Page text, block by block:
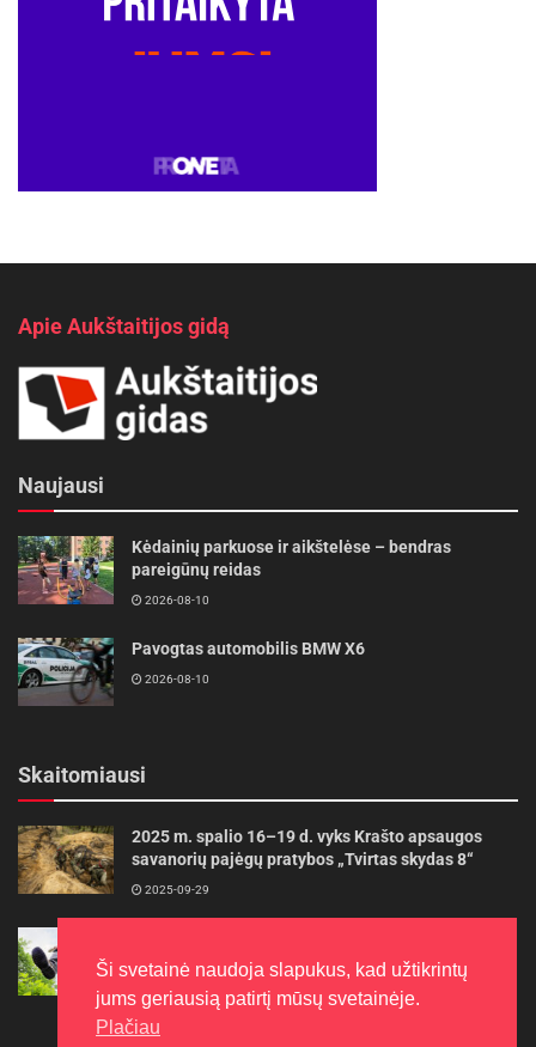
Apie Aukštaitijos gidą
Naujausi
Kėdainių parkuose ir aikštelėse – bendras
pareigūnų reidas
2026-08-10
Pavogtas automobilis BMW X6
2026-08-10
Skaitomiausi
2025 m. spalio 16–19 d. vyks Krašto apsaugos
savanorių pajėgų pratybos „Tvirtas skydas 8“
2025-09-29
ilgiau
2022-06-27
Ši svetainė naudoja slapukus, kad užtikrintų
jums geriausią patirtį mūsų svetainėje.
Plačiau